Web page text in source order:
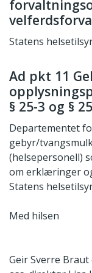
Statens
Ad pkt 11
§ 25-3 og §
Departementet
gebyr/
(helsepersonell)
om erklæringer
Statens
Med hilsen
Geir Sverre Braut